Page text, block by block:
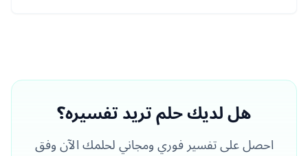
هل لديك حلم تريد تفسيره؟
احصل على تفسير فوري ومجاني لحلمك الآن وفق